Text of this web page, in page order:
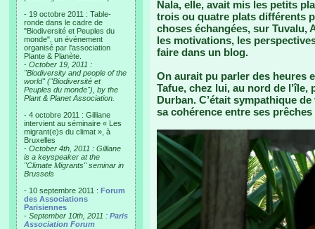
- 19 octobre 2011 : Table-
ronde dans le cadre de
"Biodiversité et Peuples du
monde", un événement
organisé par l'association
Plante & Planète.
- October 19, 2011 :
"Biodiversity and people of the
world" ("Biodiversité et
Peuples du monde"), by the
Plant & Planet Association.
- 4 octobre 2011 : Gilliane
intervient au séminaire « Les
migrant(e)s du climat », à
Bruxelles
- October 4th, 2011 : Gilliane
is a keyspeaker at the
"Climate Migrants" seminar in
Brussels
- 10 septembre 2011 : Forum
des Associations
Parisiennes
- September 10th, 2011 : Paris
Association Forum
Nala, elle, avait mis les petits
trois ou quatre plats différents
choses échangées, sur Tuvalu,
les motivations, les
faire dans un blog.
On aurait pu parler des heures
Tafue, chez lui, au nord de
Durban. C’était sympathique
sa cohérence entre ses prêches